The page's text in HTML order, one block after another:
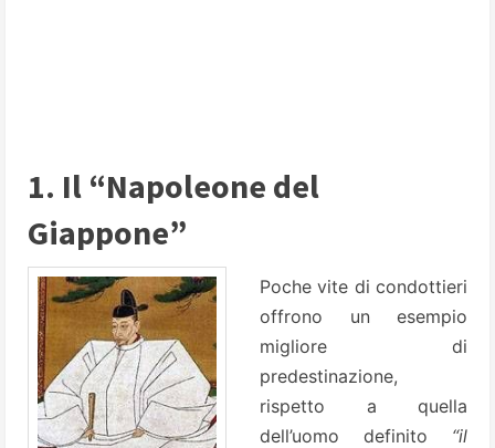
1. Il “Napoleone del
Giappone”
Poche vite di condottieri
offrono un esempio
migliore di
predestinazione,
rispetto a quella
dell’uomo definito “il